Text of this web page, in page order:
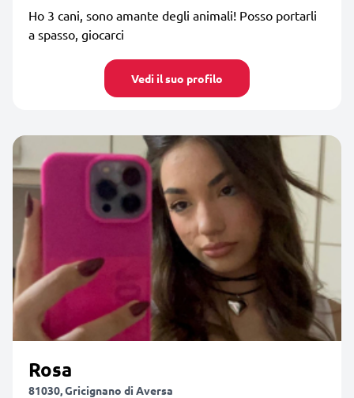
Ho 3 cani, sono amante degli animali! Posso portarli
a spasso, giocarci
Vedi il suo profilo
Rosa
81030, Gricignano di Aversa